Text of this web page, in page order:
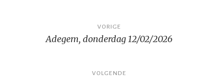
navigatie
VORIGE
Adegem, donderdag 12/02/2026
VOLGENDE